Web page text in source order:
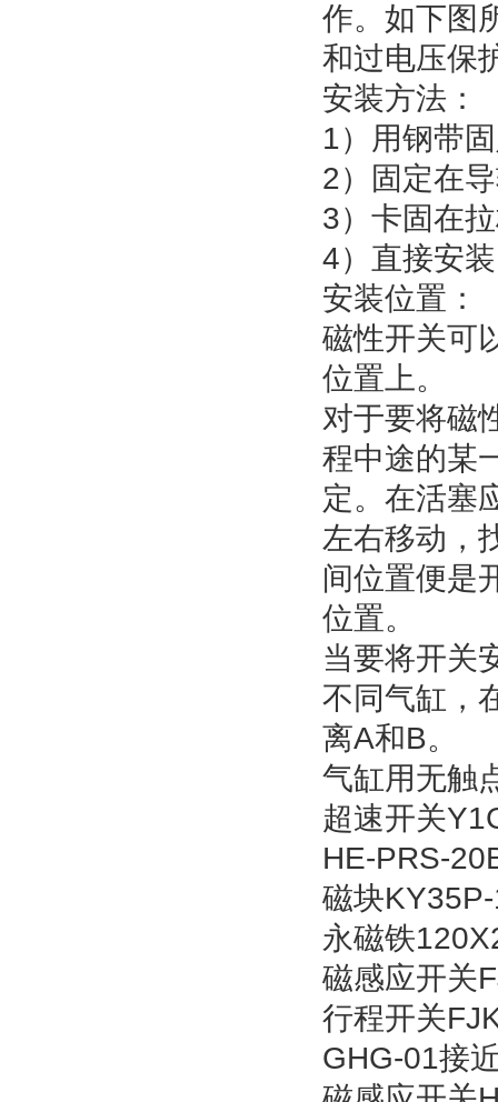
作。如下图
和过电压保
安装方法：
1）用钢带
2）固定在
3）卡固在
4）直接安装
安装位置：
磁性开关可
位置上。
对于要将磁
程中途的某
定。在活塞
左右移动，
间位置便是
位置。
当要将开关
不同气缸，
离A和B。
气缸用无触
超速开关
HE-PRS-
磁块
永磁铁
磁感应开关
行程开关
GHG-01接